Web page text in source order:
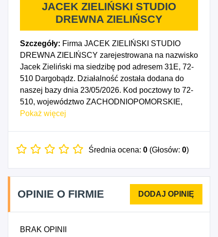
JACEK ZIELIŃSKI STUDIO
DREWNA ZIELIŃSCY
Szczegóły: Firma JACEK ZIELIŃSKI STUDIO
DREWNA ZIELIŃSCY zarejestrowana na nazwisko
Jacek Zieliński ma siedzibę pod adresem 31E, 72-
510 Dargobądz. Działalność została dodana do
naszej bazy dnia 23/05/2026. Kod pocztowy to 72-
510, województwo ZACHODNIOPOMORSKIE,
powiat kamieński. Numer Identyfikacji Podatkowej
DREWNA ZIELIŃSCY to 812001005. Data
- Produkcja pozostałych wyrobów stolarskich i
ciesielskich dla budownictwa, 2511Z - Produkcja
konstrukcji metalowych i ich części, 2562Z -
2821Z - Produkcja pieców, palenisk i palników
Pokaż więcej
Średnia ocena: 0 (Głosów: 0)
OPINIE O FIRMIE
BRAK OPINII